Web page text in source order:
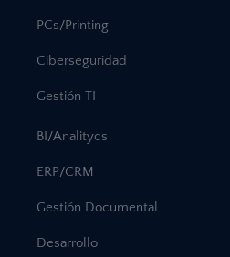
PCs/Printing
Ciberseguridad
Gestión TI
BI/Analitycs
ERP/CRM
Gestión Documental
Desarrollo